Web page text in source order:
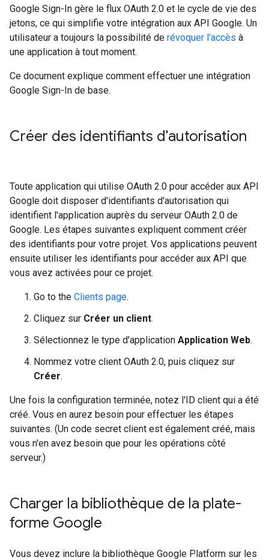
Google Sign-In gère le flux OAuth 2.0 et le cycle de vie des
jetons, ce qui simplifie votre intégration aux API Google. Un
utilisateur a toujours la possibilité de révoquer l'accès à
une application à tout moment.
Ce document explique comment effectuer une intégration
Google Sign-In de base.
Créer des identifiants d'autorisation
Toute application qui utilise OAuth 2.0 pour accéder aux API
Google doit disposer d'identifiants d'autorisation qui
identifient l'application auprès du serveur OAuth 2.0 de
Google. Les étapes suivantes expliquent comment créer
des identifiants pour votre projet. Vos applications peuvent
ensuite utiliser les identifiants pour accéder aux API que
vous avez activées pour ce projet.
Go to the Clients page.
Cliquez sur Créer un client.
Sélectionnez le type d'application Application Web.
Nommez votre client OAuth 2.0, puis cliquez sur
Créer.
Une fois la configuration terminée, notez l'ID client qui a été
créé. Vous en aurez besoin pour effectuer les étapes
suivantes. (Un code secret client est également créé, mais
vous n'en avez besoin que pour les opérations côté
serveur.)
Charger la bibliothèque de la plate-
forme Google
Vous devez inclure la bibliothèque Google Platform sur les